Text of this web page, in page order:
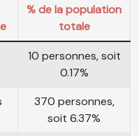
% de la population
totale
10 personnes, soit
0.17%
370 personnes,
soit 6.37%